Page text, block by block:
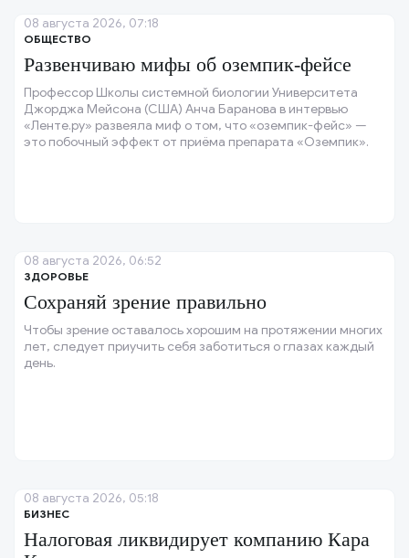
ОБЩЕСТВО
Развенчиваю мифы об оземпик-фейсе
Профессор Школы системной биологии Университета
Джорджа Мейсона (США) Анча Баранова в интервью
«Ленте.ру» развеяла миф о том, что «оземпик-фейс» —
это побочный эффект от приёма препарата «Оземпик».
08 августа 2026, 07:18
ЗДОРОВЬЕ
Сохраняй зрение правильно
Чтобы зрение оставалось хорошим на протяжении многих
лет, следует приучить себя заботиться о глазах каждый
день.
08 августа 2026, 06:52
БИЗНЕС
Налоговая ликвидирует компанию Кара
08 августа 2026, 05:18